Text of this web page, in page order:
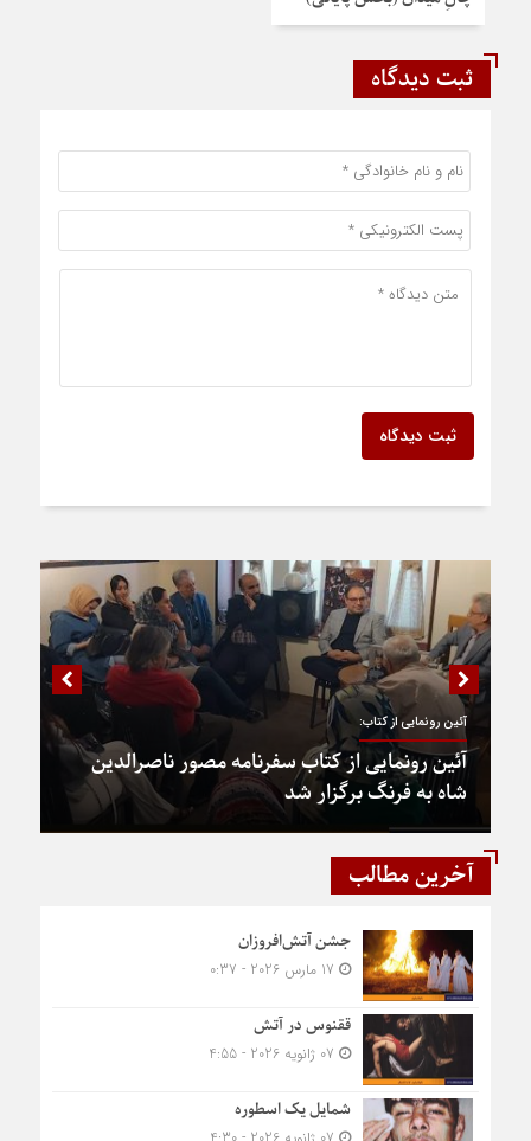
ثبت دیدگاه
ثبت دیدگاه
آئین رونمایی از کتاب:
آئین رونمایی از کتاب سفرنامه مصور ناصرالدین
شاه به فرنگ برگزار شد
آخرین مطالب
جشن آتش‌افروزان
ققنوس در آتش
شمایل یک اسطوره